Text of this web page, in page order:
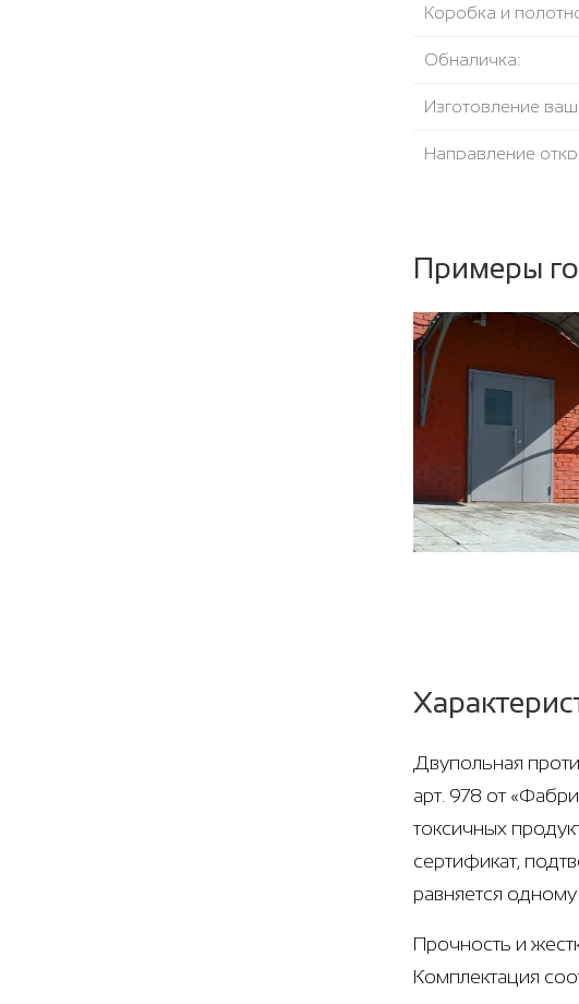
Коробка и
Обналичка:
Изготовление
Направление
Примеры
Двупольная
арт. 978 от
токсичных
сертификат,
равняется одному
Прочность и
Комплектация